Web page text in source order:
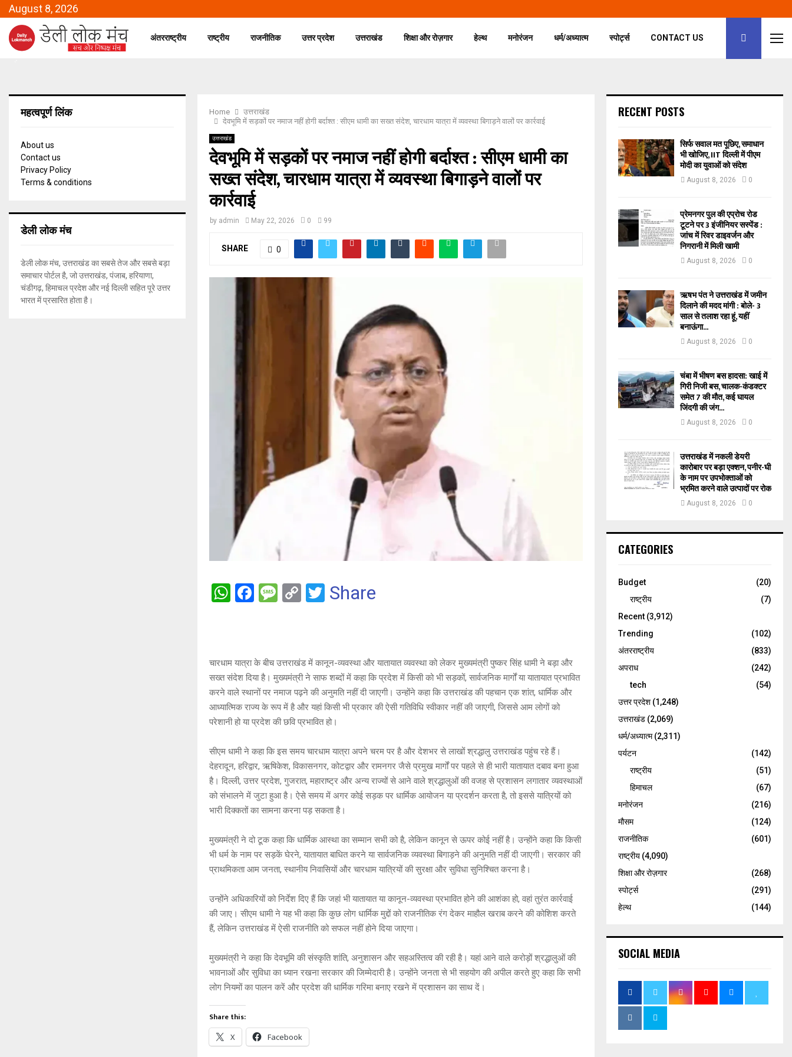
August 8, 2026
अंतरराष्ट्रीय राष्ट्रीय राजनीतिक उत्तर प्रदेश उत्तराखंड शिक्षा और रोज़गार हेल्थ मनोरंजन धर्म/अध्यात्म स्पोर्ट्स CONTACT US
Home
उत्तराखंड
देवभूमि में सड़कों पर नमाज नहीं होगी बर्दाश्त : सीएम धामी का सख्त संदेश, चारधाम यात्रा में व्यवस्था बिगाड़ने वालों पर कार्रवाई
उत्तराखंड
देवभूमि में सड़कों पर नमाज नहीं होगी बर्दाश्त : सीएम धामी का
सख्त संदेश, चारधाम यात्रा में व्यवस्था बिगाड़ने वालों पर
कार्रवाई
by admin May 22, 2026 0 99
SHARE 0
W
A
p
p
F
o
o
k
M
g
e
C
n
k
T
Share
चारधाम यात्रा के बीच उत्तराखंड में कानून-व्यवस्था और यातायात व्यवस्था को लेकर मुख्यमंत्री पुष्कर सिंह धामी ने बड़ा और
सख्त संदेश दिया है। मुख्यमंत्री ने साफ शब्दों में कहा कि प्रदेश में किसी को भी सड़कों, सार्वजनिक मार्गों या यातायात प्रभावित
करने वाले स्थानों पर नमाज पढ़ने की अनुमति नहीं दी जाएगी। उन्होंने कहा कि उत्तराखंड की पहचान एक शांत, धार्मिक और
आध्यात्मिक राज्य के रूप में है और यहां किसी भी प्रकार की ऐसी गतिविधि स्वीकार नहीं की जाएगी, जिससे आम लोगों को
परेशानी हो या प्रदेश की छवि प्रभावित हो।
सीएम धामी ने कहा कि इस समय चारधाम यात्रा अपने चरम पर है और देशभर से लाखों श्रद्धालु उत्तराखंड पहुंच रहे हैं।
देहरादून, हरिद्वार, ऋषिकेश, विकासनगर, कोटद्वार और रामनगर जैसे प्रमुख मार्गों पर पहले से ही भारी यातायात दबाव बना हुआ
है। दिल्ली, उत्तर प्रदेश, गुजरात, महाराष्ट्र और अन्य राज्यों से आने वाले श्रद्धालुओं की वजह से प्रशासन लगातार व्यवस्थाओं
को संभालने में जुटा हुआ है। ऐसे समय में अगर कोई सड़क पर धार्मिक आयोजन या प्रदर्शन करता है, तो इससे यात्रियों को
भारी दिक्कतों का सामना करना पड़ सकता है।
मुख्यमंत्री ने दो टूक कहा कि धार्मिक आस्था का सम्मान सभी को है, लेकिन कानून से ऊपर कोई नहीं है। उन्होंने कहा कि किसी
भी धर्म के नाम पर सड़कें घेरने, यातायात बाधित करने या सार्वजनिक व्यवस्था बिगाड़ने की अनुमति नहीं दी जाएगी। सरकार की
प्राथमिकता आम जनता, स्थानीय निवासियों और चारधाम यात्रियों की सुरक्षा और सुविधा सुनिश्चित करना है।
उन्होंने अधिकारियों को निर्देश दिए हैं कि जहां भी यातायात या कानून-व्यवस्था प्रभावित होने की आशंका हो, वहां तुरंत कार्रवाई
की जाए। सीएम धामी ने यह भी कहा कि कुछ लोग धार्मिक मुद्दों को राजनीतिक रंग देकर माहौल खराब करने की कोशिश करते
हैं, लेकिन उत्तराखंड में ऐसी राजनीति को सफल नहीं होने दिया जाएगा।
मुख्यमंत्री ने कहा कि देवभूमि की संस्कृति शांति, अनुशासन और सहअस्तित्व की रही है। यहां आने वाले करोड़ों श्रद्धालुओं की
भावनाओं और सुविधा का ध्यान रखना सरकार की जिम्मेदारी है। उन्होंने जनता से भी सहयोग की अपील करते हुए कहा कि सभी
लोग नियमों का पालन करें और प्रदेश की धार्मिक गरिमा बनाए रखने में प्रशासन का साथ दें।
Share this:
X Facebook
महत्वपूर्ण लिंक
About us
Contact us
Privacy Policy
Terms & conditions
डेली लोक मंच
डेली लोक मंच, उत्तराखंड का सबसे तेज और सबसे बड़ा
समाचार पोर्टल है, जो उत्तराखंड, पंजाब, हरियाणा,
चंडीगढ़, हिमाचल प्रदेश और नई दिल्ली सहित पूरे उत्तर
भारत में प्रसारित होता है।
RECENT POSTS
सिर्फ सवाल मत पूछिए, समाधान
भी खोजिए, IIT दिल्ली में पीएम
मोदी का युवाओं को संदेश
August 8, 2026 0
प्रेमनगर पुल की एप्रोच रोड
टूटने पर 3 इंजीनियर सस्पेंड :
जांच में रिवर डाइवर्जन और
निगरानी में मिली खामी
August 8, 2026 0
ऋषभ पंत ने उत्तराखंड में जमीन
दिलाने की मदद मांगी : बोले- 3
साल से तलाश रहा हूं, यहीं
बनाऊंगा...
August 8, 2026 0
चंबा में भीषण बस हादसा: खाई में
गिरी निजी बस, चालक-कंडक्टर
समेत 7 की मौत, कई घायल
जिंदगी की जंग...
August 8, 2026 0
उत्तराखंड में नकली डेयरी
कारोबार पर बड़ा एक्शन, पनीर-घी
के नाम पर उपभोक्ताओं को
भ्रमित करने वाले उत्पादों पर रोक
August 8, 2026 0
CATEGORIES
Budget
(20)
राष्ट्रीय
(7)
Recent (3,912)
Trending
(102)
अंतरराष्ट्रीय
(833)
अपराध
(242)
tech
(54)
उत्तर प्रदेश(1,248)
उत्तराखंड (2,069)
धर्म/अध्यात्म(2,311)
पर्यटन
(142)
राष्ट्रीय
(51)
हिमाचल
(67)
मनोरंजन
(216)
मौसम
(124)
राजनीतिक
(601)
राष्ट्रीय (4,090)
शिक्षा और रोज़गार
(268)
स्पोर्ट्स
(291)
हेल्थ
(144)
SOCIAL MEDIA